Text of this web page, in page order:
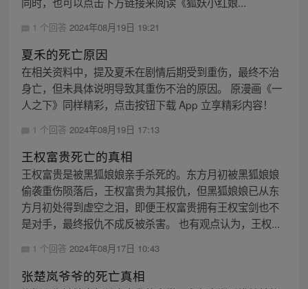
1 个回答 2024年08月19日 19:21
夏禾的死亡原因
在相关资料中，提及夏禾在剧情后期受到重伤，最终不治
身亡，但未具体说明导致其重伤不治的原因。 原漫画《一
人之下》同样精彩，点击按钮下载 App 立享精彩内容！
1 个回答 2024年08月19日 17:13
王权富贵死亡的真相
王权富贵是被黑狐娘娘亲手杀死的。东方月初被黑狐娘娘
偷袭重伤陨落后，王权富贵为其报仇，但黑狐娘娘已从东
方月初处得到虚空之泪，即便王权富贵拥有王权宝剑也不
是对手，最终报仇不成反被杀害。 也有观点认为，王权...
1 个回答 2024年08月17日 10:43
张楚岚爷爷的死亡真相